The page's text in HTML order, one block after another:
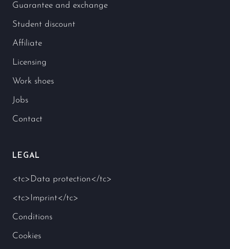
Guarantee and exchange
Student discount
Affiliate
Licensing
Work shoes
Jobs
Contact
LEGAL
<tc>Data protection</tc>
<tc>Imprint</tc>
Conditions
Cookies